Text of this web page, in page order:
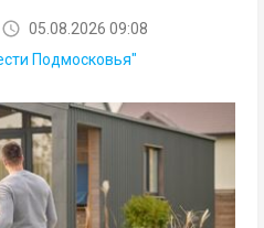
05.08.2026 09:08
Подмосковья"